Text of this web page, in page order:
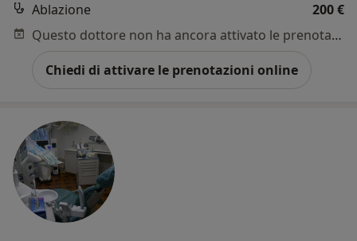
Ablazione
200 €
Questo dottore non ha ancora attivato le prenotazioni online presso questo indirizzo.
Chiedi di attivare le prenotazioni online